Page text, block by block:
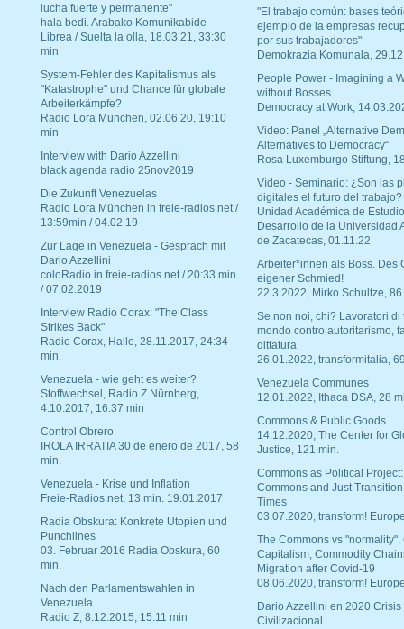
lucha fuerte y permanente"
hala bedi. Arabako Komunikabide
Librea / Suelta la olla, 18.03.21, 33:30
min
System-Fehler des Kapitalismus als
"Katastrophe" und Chance für globale
Arbeiterkämpfe?
Radio Lora München, 02.06.20, 19:10
min
Interview with Dario Azzellini
black agenda radio 25nov2019
Die Zukunft Venezuelas
Radio Lora München in freie-radios.net /
13:59min / 04.02.19
Zur Lage in Venezuela - Gespräch mit
Dario Azzellini
coloRadio in freie-radios.net / 20:33 min
/ 07.02.2019
Interview Radio Corax: "The Class
Strikes Back"
Radio Corax, Halle, 28.11.2017, 24:34
min.
Venezuela - wie geht es weiter?
Stoffwechsel, Radio Z Nürnberg,
4.10.2017, 16:37 min
Control Obrero
IROLA IRRATIA 30 de enero de 2017, 58
min.
Venezuela - Krise und Inflation
Freie-Radios.net, 13 min. 19.01.2017
Radia Obskura: Konkrete Utopien und
Punchlines
03. Februar 2016 Radia Obskura, 60
min.
Nach den Parlamentswahlen in
Venezuela
Radio Z, 8.12.2015, 15:11 min
"El trabajo común: bases
ejemplo de la empresas
por sus trabajadores"
Demokrazia Komunala,
People Power - Imagining a
without Bosses
Democracy at Work,
Video: Panel „Alternative
Alternatives to Democracy“
Rosa Luxemburgo Stiftung,
Vídeo - Seminario: ¿Son las
digitales el futuro del trabajo?
Unidad Académica de
Desarrollo de la Universidad
de Zacatecas, 01.11.22
Arbeiter*innen als Boss. Des
eigener Schmied!
22.3.2022, Mirko Schultze, 86
Se non noi, chi? Lavoratori di
mondo contro autoritarismo,
dittatura
26.01.2022, transformitalia,
Venezuela Communes
12.01.2022, Ithaca DSA, 28
Commons & Public Goods
14.12.2020, The Center for
Justice, 121 min.
Commons as Political Project:
Commons and Just
Times
03.07.2020, transform!
The Commons vs "normality".
Capitalism, Commodity
Migration after Covid-19
08.06.2020, transform!
Dario Azzellini en 2020 Crisis
Civilizacional